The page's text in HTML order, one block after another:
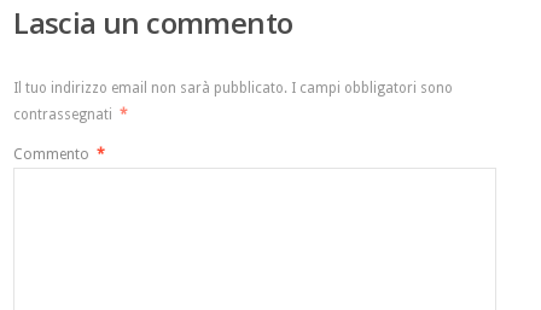
Lascia un commento
Il tuo indirizzo email non sarà pubblicato. I campi obbligatori sono
contrassegnati *
Commento *